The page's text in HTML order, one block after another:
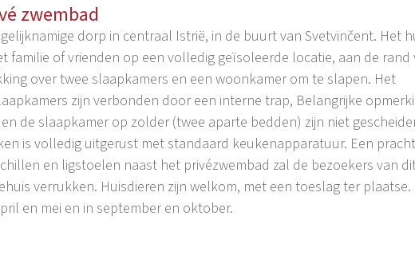
zwembad
dorp in centraal Istrië, in de buurt van Svetvinčent. Het
familie of vrienden op een volledig geïsoleerde locatie, aan de rand
over twee slaapkamers en een woonkamer om te slapen. Het
zijn verbonden door een interne trap, Belangrijke
de slaapkamer op zolder (twee aparte bedden) zijn niet
is volledig uitgerust met standaard keukenapparatuur. Een
en ligstoelen naast het privézwembad zal de bezoekers van
verrukken. Huisdieren zijn welkom, met een toeslag ter plaatse.
en mei en in september en oktober.
Istrië, aan de weg Pazin-Pula, omgeven door bossen, weiden,
van de familie Grimani, kerken en een prachtige klokkentoren. De